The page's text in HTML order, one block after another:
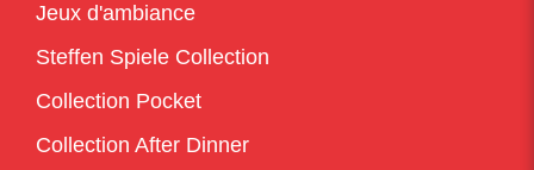
Jeux d'ambiance
Steffen Spiele Collection
Collection Pocket
Collection After Dinner